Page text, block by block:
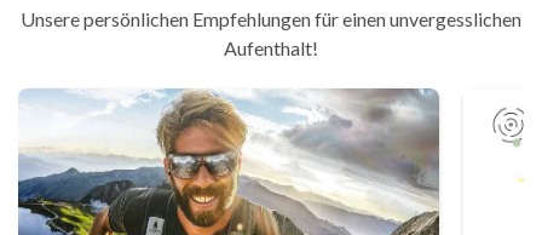
Unsere persönlichen Empfehlungen für einen unvergesslichen
Aufenthalt!